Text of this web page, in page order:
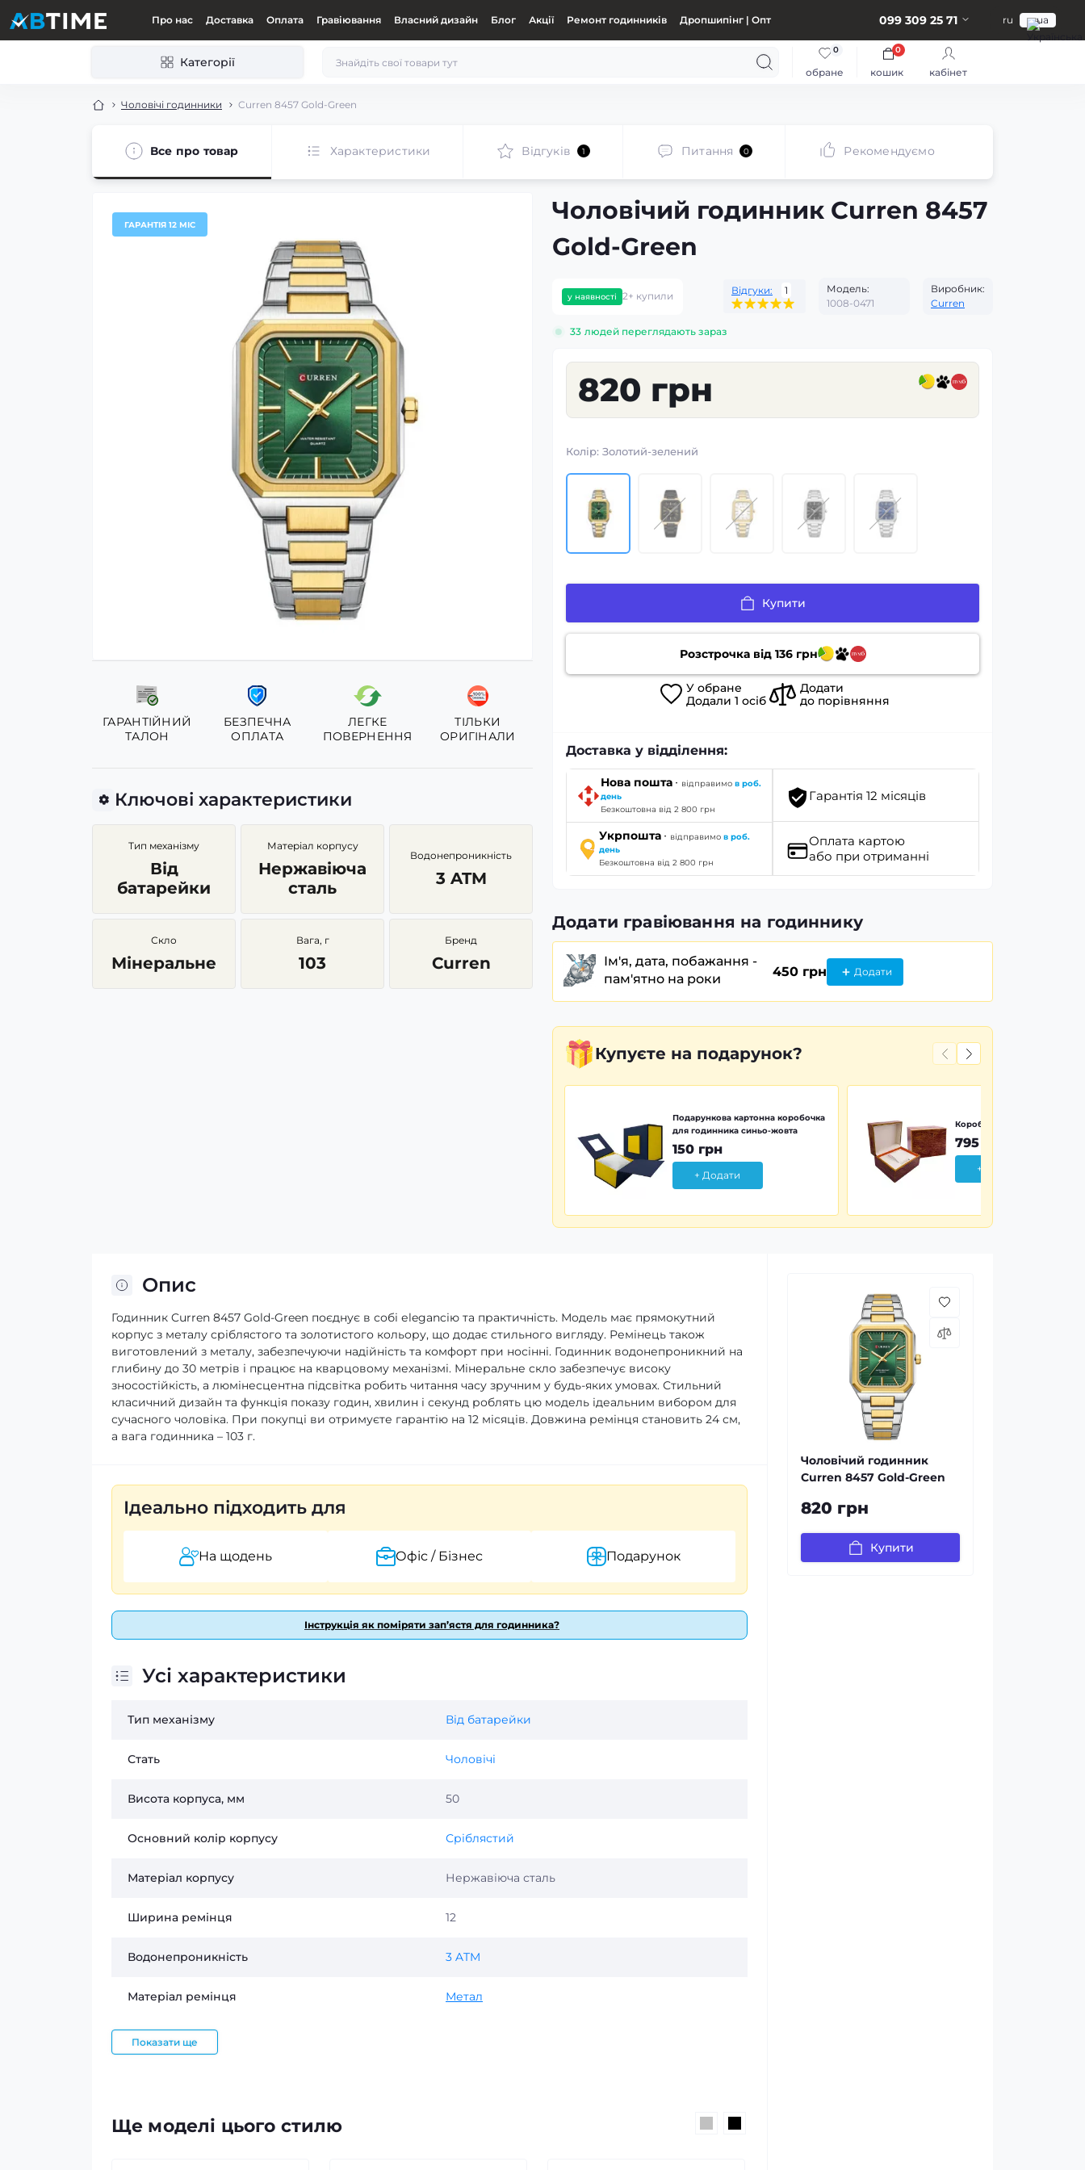
Про нас Доставка Оплата Гравіювання Власний дизайн Блог Акції Ремонт годинників Дропшипінг | Опт 099 309 25 71 ru ua
Категорії
обране
0
кошик
0
кабінет
Чоловічі годинники Curren 8457 Gold-Green
Все про товар Характеристики Відгуків 1 Питання 0 Рекомендуємо
ГАРАНТІЯ 12 МІС
ГАРАНТІЙНИЙ
ТАЛОН
БЕЗПЕЧНА
ОПЛАТА
ЛЕГКЕ
ПОВЕРНЕННЯ
ТІЛЬКИ
ОРИГІНАЛИ
Ключові характеристики
Тип механізму
Від
батарейки
Матеріал корпусу
Нержавіюча
сталь
Водонепроникність
3 ATM
Скло
Мінеральне
Вага, г
103
Бренд
Curren
Чоловічий годинник Curren 8457
Gold-Green
у наявності 2+ купили Відгуки: 1
Модель:
1008-0471
Виробник:
Curren
33 людей переглядають зараз
820 грн
Колір: Золотий-зелений
Купити
Розстрочка від 136грн
У обране
Додали 1 осіб
Додати
до порівняння
Доставка у відділення:
Нова пошта · відправимо в роб.
день
Безкоштовна від 2 800 грн
Укрпошта · відправимов роб.
день
Безкоштовна від 2 800 грн
Гарантія 12 місяців
Оплата картою
або при отриманні
Додати гравіювання на годиннику
Ім'я, дата, побажання -
пам'ятно на роки
450 грн Додати
Купуєте на подарунок?
Подарункова картонна коробочка
для годинника синьо-жовта
150 грн
+ Додати
Коробочка дерево Wood
795 грн
+ Додати
Опис
Годинник Curren 8457 Gold-Green поєднує в собі еlegancію та практичність. Модель має прямокутний
корпус з металу сріблястого та золотистого кольору, що додає стильного вигляду. Ремінець також
виготовлений з металу, забезпечуючи надійність та комфорт при носінні. Годинник водонепроникний на
глибину до 30 метрів і працює на кварцовому механізмі. Мінеральне скло забезпечує високу
зносостійкість, а люмінесцентна підсвітка робить читання часу зручним у будь-яких умовах. Стильний
класичний дизайн та функція показу годин, хвилин і секунд роблять цю модель ідеальним вибором для
сучасного чоловіка. При покупці ви отримуєте гарантію на 12 місяців. Довжина ремінця становить 24 см,
а вага годинника – 103 г.
Ідеально підходить для
На щодень Офіс / Бізнес Подарунок
Інструкція як поміряти зап’ястя для годинника?
Усі характеристики
Тип механізму Від батарейки
Стать Чоловічі
Висота корпуса, мм 50
Основний колір корпусу Сріблястий
Матеріал корпусу Нержавіюча сталь
Ширина ремінця 12
Водонепроникність 3 ATM
Матеріал ремінця Метал
Показати ще
Ще моделі цього стилю
Чоловічий годинник
Curren 8457 Gold-Green
820 грн
Купити